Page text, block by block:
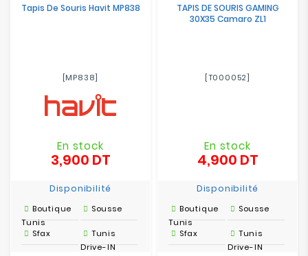
Tapis De Souris Havit MP838
[MP838]
En stock
3,900 DTPrix
Disponibilité
Boutique
Tunis
Sousse
Sfax
Tunis
Drive-IN
TAPIS DE SOURIS GAMING
30X35 Camaro ZL1
[T000052]
En stock
4,900 DTPrix
Disponibilité
Boutique
Tunis
Sousse
Sfax
Tunis
Drive-IN